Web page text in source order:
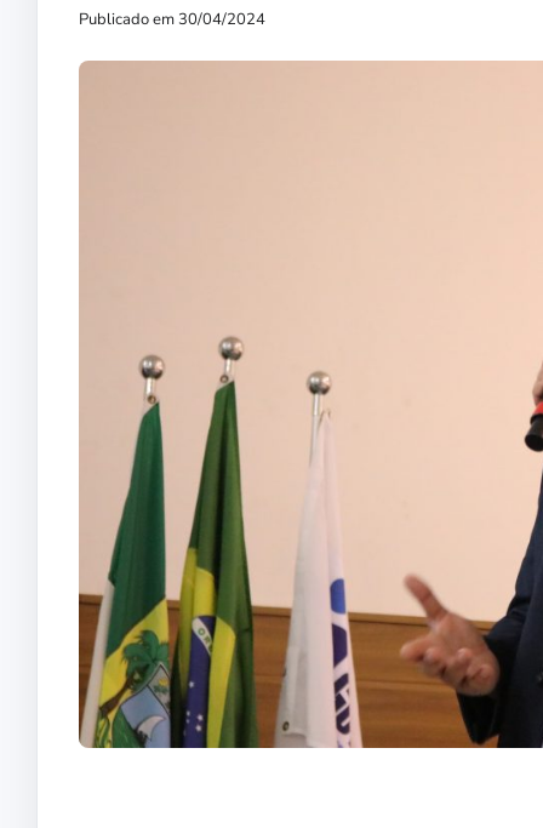
Publicado em 30/04/2024